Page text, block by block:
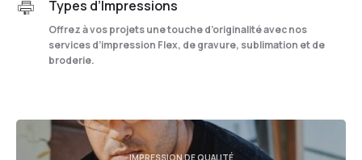
Types d’Impressions
Offrez à vos projets une touche d’originalité avec nos
services d’impression Flex, de gravure, sublimation et de
broderie.
IMPRESSION DE QUALITÉ